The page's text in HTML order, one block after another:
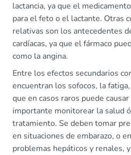
lactancia, ya que el
para el feto o el lactante. Otras
relativas son los antecedentes
cardíacas, ya que el fármaco
como la angina.
Entre los efectos secundarios
encuentran los sofocos, la
que en casos raros puede
importante monitorear la salud
tratamiento. Se deben tomar
en situaciones de embarazo, o
problemas hepáticos y renales,